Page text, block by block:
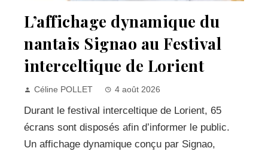
L’affichage dynamique du
nantais Signao au Festival
interceltique de Lorient
Céline POLLET 4 août 2026
Durant le festival interceltique de Lorient, 65
écrans sont disposés afin d’informer le public.
Un affichage dynamique conçu par Signao,